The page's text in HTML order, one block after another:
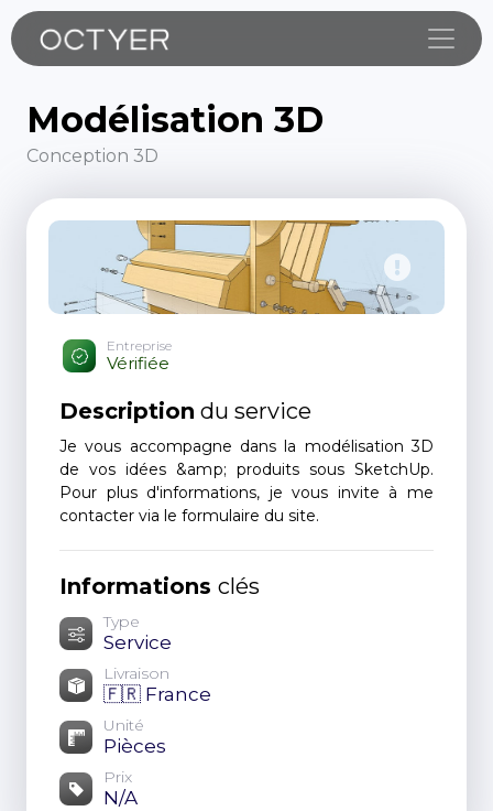
Modélisation 3D
Conception 3D
Entreprise
Vérifiée
Description du service
Je vous accompagne dans la modélisation 3D
de vos idées &amp; produits sous SketchUp.
Pour plus d'informations, je vous invite à me
contacter via le formulaire du site.
Informations clés
Type
Service
Livraison
🇫🇷 France
Unité
Pièces
Prix
N/A